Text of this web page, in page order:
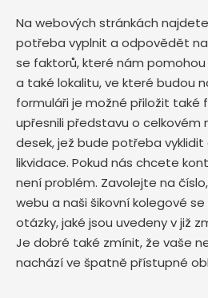
Na webových stránkách
potřeba vyplnit a odpovědět
se faktorů, které nám
a také lokalitu, ve které budou
formuláři je možné přiložit také
upřesnili představu o
desek, jež bude potřeba
likvidace. Pokud nás chcete
není problém. Zavolejte na
webu a naši šikovní kolegové
otázky, jaké jsou uvedeny v již
Je dobré také zmínit, že vaše
nachází ve špatně přístupné